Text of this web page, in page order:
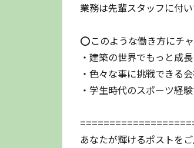
業務は先輩スタッフに付
⭕このような働き方にチャ
・建築の世界でもっと成
・色々な事に挑戦できる
・学生時代のスポーツ経
あなたが輝けるポストを